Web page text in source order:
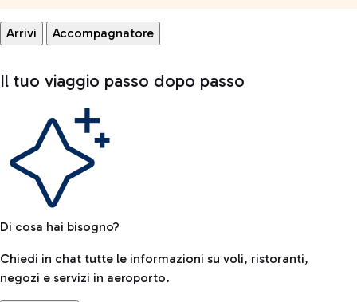
Arrivi Accompagnatore
Il tuo viaggio passo dopo passo
Di cosa hai bisogno?
Chiedi in chat tutte le informazioni su voli, ristoranti,
negozi e servizi in aeroporto.